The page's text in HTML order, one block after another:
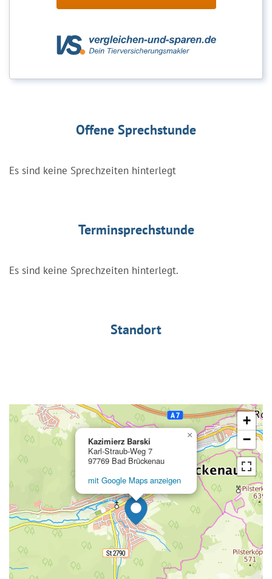
Offene Sprechstunde
Es sind keine Sprechzeiten hinterlegt
Terminsprechstunde
Es sind keine Sprechzeiten hinterlegt.
Standort
Kazimierz Barski
Karl-Straub-Weg 7
97769 Bad Brückenau
mit Google Maps anzeigen
×
+
−